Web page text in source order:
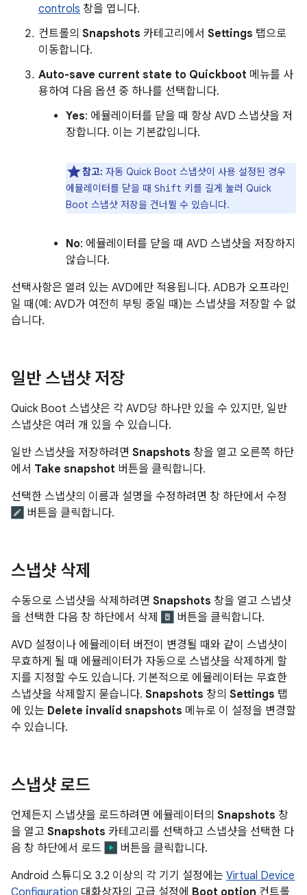
controls 창을 엽니다.
컨트롤의 Snapshots 카테고리에서 Settings 탭으로
이동합니다.
Auto-save current state to Quickboot 메뉴를 사
용하여 다음 옵션 중 하나를 선택합니다.
Yes: 에뮬레이터를 닫을 때 항상 AVD 스냅샷을 저
장합니다. 이는 기본값입니다.
참고: 자동 Quick Boot 스냅샷이 사용 설정된 경우
에뮬레이터를 닫을 때 Shift 키를 길게 눌러 Quick
Boot 스냅샷 저장을 건너뛸 수 있습니다.
No: 에뮬레이터를 닫을 때 AVD 스냅샷을 저장하지
않습니다.
선택사항은 열려 있는 AVD에만 적용됩니다. ADB가 오프라인
일 때(예: AVD가 여전히 부팅 중일 때)는 스냅샷을 저장할 수 없
습니다.
일반 스냅샷 저장
Quick Boot 스냅샷은 각 AVD당 하나만 있을 수 있지만, 일반
스냅샷은 여러 개 있을 수 있습니다.
일반 스냅샷을 저장하려면 Snapshots 창을 열고 오른쪽 하단
에서 Take snapshot 버튼을 클릭합니다.
선택한 스냅샷의 이름과 설명을 수정하려면 창 하단에서 수정
버튼을 클릭합니다.
스냅샷 삭제
수동으로 스냅샷을 삭제하려면 Snapshots 창을 열고 스냅샷
을 선택한 다음 창 하단에서 삭제
버튼을 클릭합니다.
AVD 설정이나 에뮬레이터 버전이 변경될 때와 같이 스냅샷이
무효하게 될 때 에뮬레이터가 자동으로 스냅샷을 삭제하게 할
지를 지정할 수도 있습니다. 기본적으로 에뮬레이터는 무효한
스냅샷을 삭제할지 묻습니다. Snapshots 창의 Settings 탭
에 있는 Delete invalid snapshots 메뉴로 이 설정을 변경할
수 있습니다.
스냅샷 로드
언제든지 스냅샷을 로드하려면 에뮬레이터의 Snapshots 창
을 열고 Snapshots 카테고리를 선택하고 스냅샷을 선택한 다
음 창 하단에서 로드
버튼을 클릭합니다.
Android 스튜디오 3.2 이상의 각 기기 설정에는 Virtual Device
Configuration 대화상자의 고급 설정에 Boot option 컨트롤